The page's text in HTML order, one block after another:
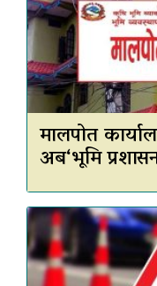
मालपोत
अब‘भूमि